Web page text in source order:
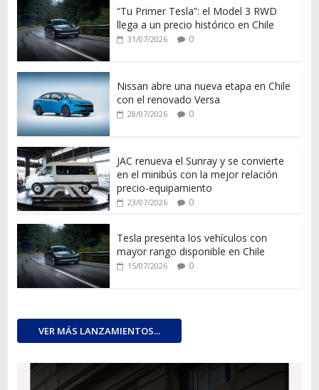
“Tu Primer Tesla”: el Model 3 RWD
llega a un precio histórico en Chile
31/07/2026 0
Nissan abre una nueva etapa en Chile
con el renovado Versa
28/07/2026 0
JAC renueva el Sunray y se convierte
en el minibús con la mejor relación
precio-equipamiento
23/07/2026 0
Tesla presenta los vehículos con
mayor rango disponible en Chile
15/07/2026 0
VER MÁS LANZAMIENTOS...